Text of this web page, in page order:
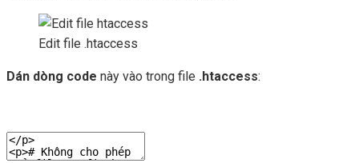
Edit file .htaccess
Dán dòng code này vào trong file .htaccess: